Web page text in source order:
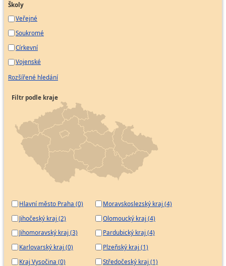
Školy
Veřejné
Soukromé
Církevní
Vojenské
Rozšířené hledání
Filtr podle kraje
Hlavní město Praha (0)
Jihočeský kraj (2)
Jihomoravský kraj (3)
Karlovarský kraj (0)
Kraj Vysočina (0)
Moravskoslezský kraj (4)
Olomoucký kraj (4)
Pardubický kraj (4)
Plzeňský kraj (1)
Středočeský kraj (1)